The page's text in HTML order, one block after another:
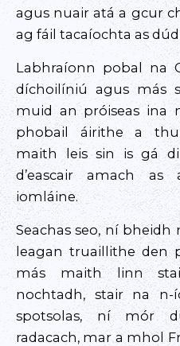
agus nuair atá a gcur
ag fáil tacaíochta as
Labhraíonn pobal na
díchoilíniú agus más
muid an próiseas ina
phobail áirithe a
maith leis sin is gá
d’eascair amach
iomláine.
Seachas seo, ní
leagan truaillithe den
más maith linn
nochtadh, stair na
spotsolas, ní mór
radacach, mar a mhol